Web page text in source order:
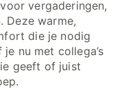
vergaderingen,
Deze warme,
die je nodig
nu met collega’s
geeft of juist